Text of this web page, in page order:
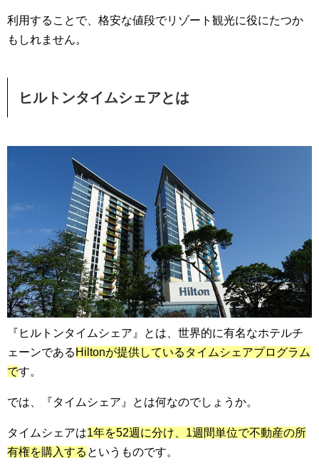
利用することで、格安な値段でリゾート観光に役にたつか
もしれません。
ヒルトンタイムシェアとは
『ヒルトンタイムシェア』とは、世界的に有名なホテルチ
ェーンである Hiltonが提供しているタイムシェアプログラム
です。
では、『タイムシェア』とは何なのでしょうか。
タイムシェアは1年を52週に分け、1週間単位で不動産の所
有権を購入する というものです。